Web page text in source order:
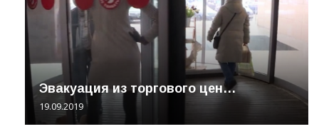
Эвакуация из торгового цен…
19.09.2019